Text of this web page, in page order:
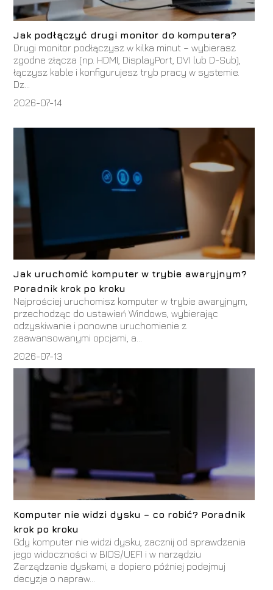
Jak podłączyć drugi monitor do komputera?
Drugi monitor podłączysz w kilka minut – wybierasz
zgodne złącza (np. HDMI, DisplayPort, DVI lub D-Sub),
łączysz kable i konfigurujesz tryb pracy w systemie.
Dz...
2026-07-14
Jak uruchomić komputer w trybie awaryjnym?
Poradnik krok po kroku
Najprościej uruchomisz komputer w trybie awaryjnym,
przechodząc do ustawień Windows, wybierając
odzyskiwanie i ponowne uruchomienie z
zaawansowanymi opcjami, a...
2026-07-13
Komputer nie widzi dysku – co robić? Poradnik
krok po kroku
Gdy komputer nie widzi dysku, zacznij od sprawdzenia
jego widoczności w BIOS/UEFI i w narzędziu
Zarządzanie dyskami, a dopiero później podejmuj
decyzje o napraw...